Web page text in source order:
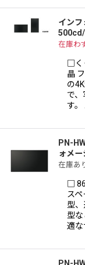
インフ
在庫わ
□く
晶
の
で
す。
PN-
ォメ
在庫あ
□
ス
型、
型な
適